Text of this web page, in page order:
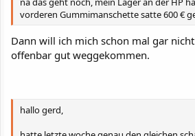
vorderen Gummimanschette satte 600 €
Dann will ich mich schon mal gar
offenbar gut weggekommen.
hallo gerd,